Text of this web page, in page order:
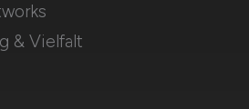
& Vielfalt